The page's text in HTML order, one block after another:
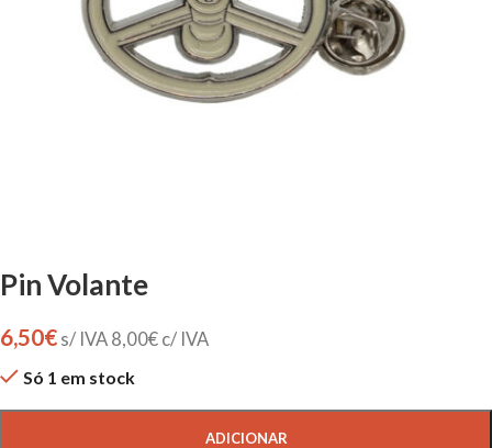
Pin Volante
6,50€ s/ IVA 8,00€ c/ IVA
Só 1 em stock
ADICIONAR